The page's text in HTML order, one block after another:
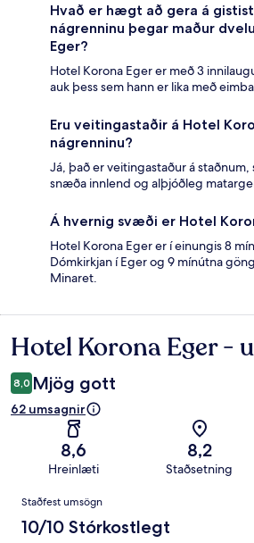
Hvað er hægt að gera á
nágrenninu þegar maður
Eger?
Hotel Korona Eger er með 3
auk þess sem hann er lika með
Eru veitingastaðir á Hotel
nágrenninu?
Já, það er veitingastaður á
snæða innlend og alþjóðleg
Á hvernig svæði er Hotel
Hotel Korona Eger er í einungis 8
Dómkirkjan í Eger og 9 mínútna
Minaret.
Umsagnir
Hotel Korona Eger -
8,0 Mjög gott
62 umsagnir
8,6
Hreinlæti
8,2
Staðsetning
Umsagnir
Staðfest umsögn
10/10 Stórkostlegt